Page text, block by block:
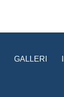
GALLERI